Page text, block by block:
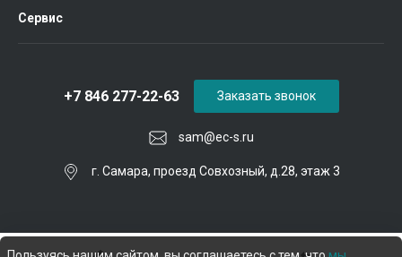
Сервис
sam@ec-s.ru
+7 846 277-22-63
г. Самара, проезд Совхозный, д.28, этаж 3
Заказать звонок